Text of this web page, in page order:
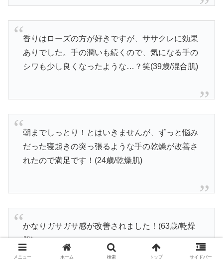
香りはローズの方が好きですが、ササクレに効果
ありでした。手の潤いも続くので、気になる手の
シワも少し良くなったような…？笑(39歳/混合肌)
朝までしっとり！とはいきませんが、ずっと悩み
だった寝起きの突っ張るような手の乾燥が改善さ
れたので満足です！(24歳/乾燥肌)
かなりガサガサ感が改善されました！(63歳/乾燥
肌)
メニュー ホーム 検索 トップ サイドバー